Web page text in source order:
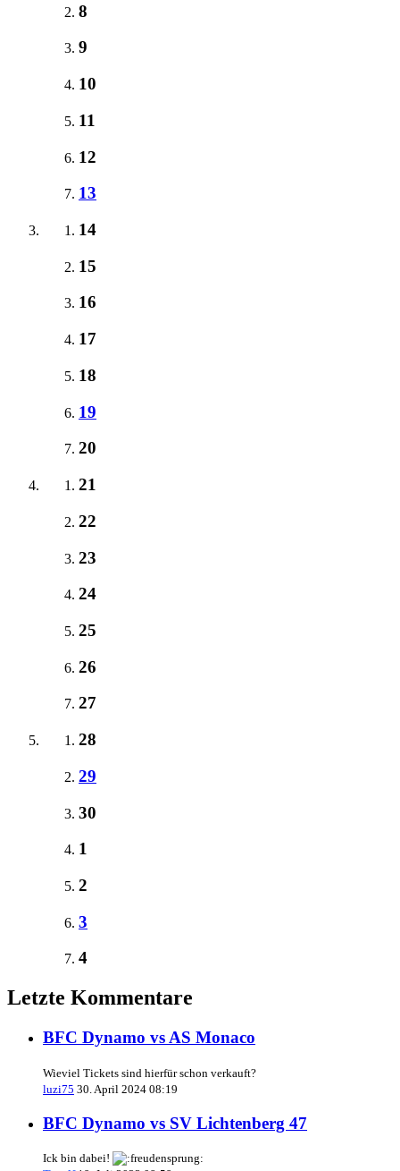
8
9
10
11
12
13
14
15
16
17
18
19
20
21
22
23
24
25
26
27
28
29
30
1
2
3
4
Letzte Kommentare
BFC Dynamo vs AS Monaco
Wieviel Tickets sind hierfür schon verkauft?
luzi75 30. April 2024 08:19
BFC Dynamo vs SV Lichtenberg 47
Ick bin dabei!